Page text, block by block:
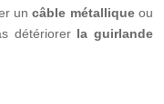
uncâble métalliqueou
détériorer la guirlande